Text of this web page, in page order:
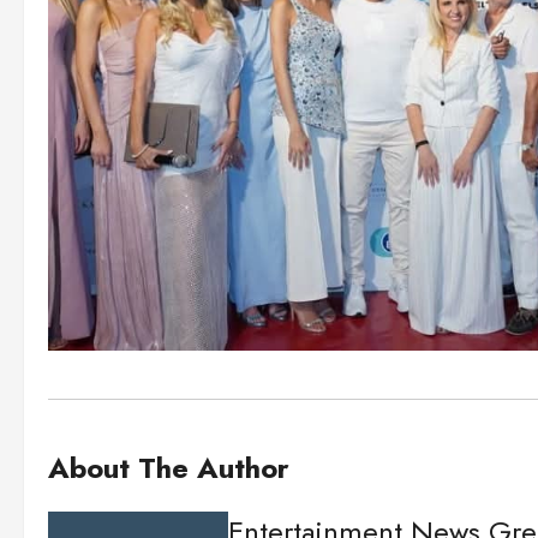
About The Author